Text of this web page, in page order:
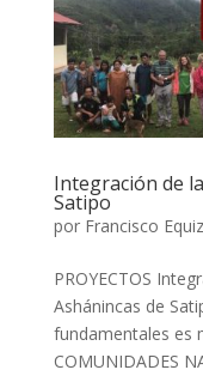
Integración de
Satipo
por Francisco
PROYECTOS
Ashánincas de
fundamentales es
COMUNIDADES